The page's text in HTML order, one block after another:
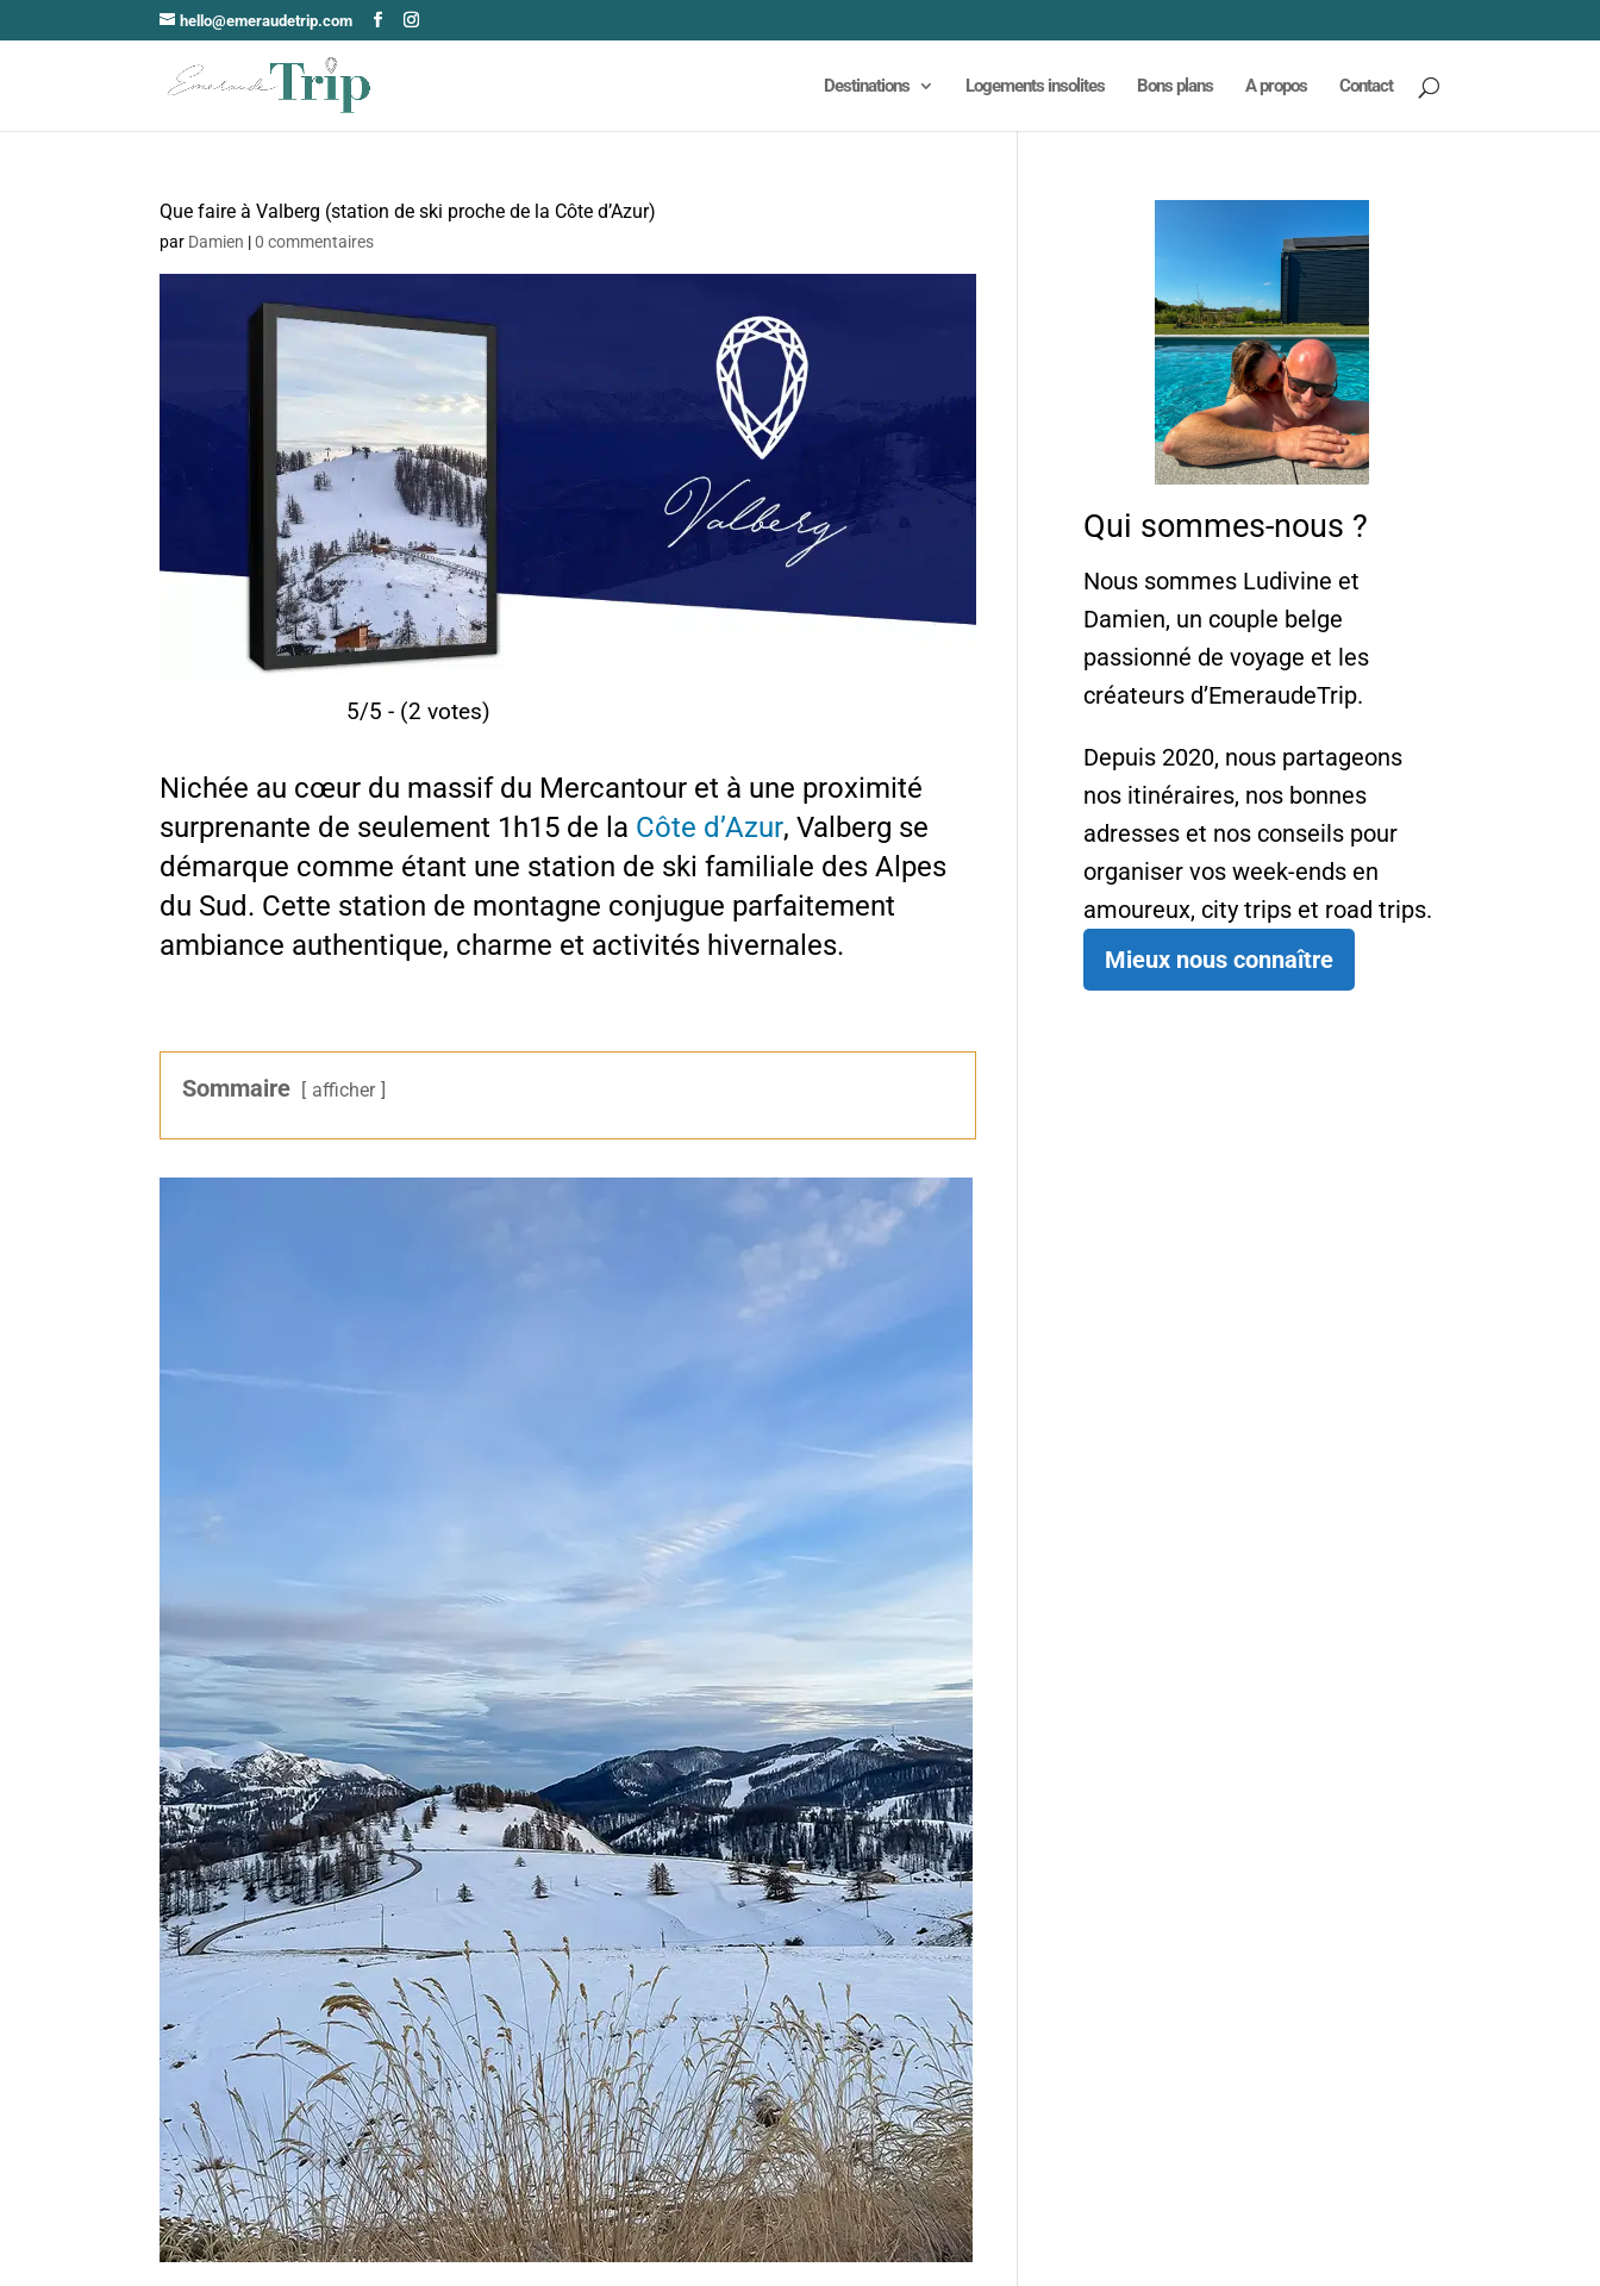
hello@emeraudetrip.com
Destinations Logements insolites Bons plans A propos Contact
Que faire à Valberg (station de ski proche de la Côte d’Azur)
par Damien |0 commentaires
5/5 - (2 votes)
Nichée au cœur du massif du Mercantour et à une proximité
surprenante de seulement 1h15 de la Côte d’Azur, Valberg se
démarque comme étant une station de ski familiale des Alpes
du Sud. Cette station de montagne conjugue parfaitement
ambiance authentique, charme et activités hivernales.
Sommaire afficher
Qui sommes-nous ?
Nous sommes Ludivine et
Damien, un couple belge
passionné de voyage et les
créateurs d’EmeraudeTrip.
Depuis 2020, nous partageons
nos itinéraires, nos bonnes
adresses et nos conseils pour
organiser vos week-ends en
amoureux, city trips et road trips.
Mieux nous connaître